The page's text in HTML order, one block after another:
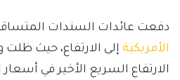
دفعت عائدات السندات
الأمريكية إلى الارتفاع، حيث
الارتفاع السريع الأخير في أسعار